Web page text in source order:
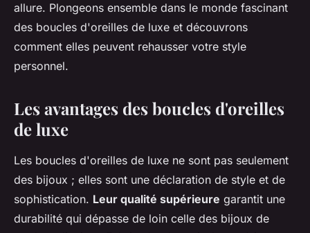
allure. Plongeons ensemble dans le monde fascinant
des boucles d'oreilles de luxe et découvrons
comment elles peuvent rehausser votre style
personnel.
Les avantages des boucles d'oreilles
de luxe
Les boucles d'oreilles de luxe ne sont pas seulement
des bijoux ; elles sont une déclaration de style et de
sophistication. Leur qualité supérieure garantit une
durabilité qui dépasse de loin celle des bijoux de